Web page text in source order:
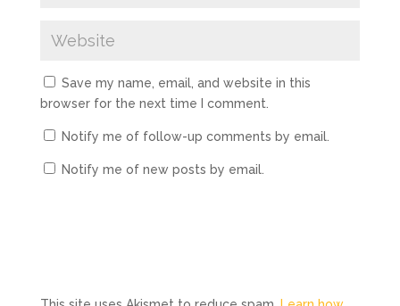
Save my name, email, and website in this
browser for the next time I comment.
Notify me of follow-up comments by email.
Notify me of new posts by email.